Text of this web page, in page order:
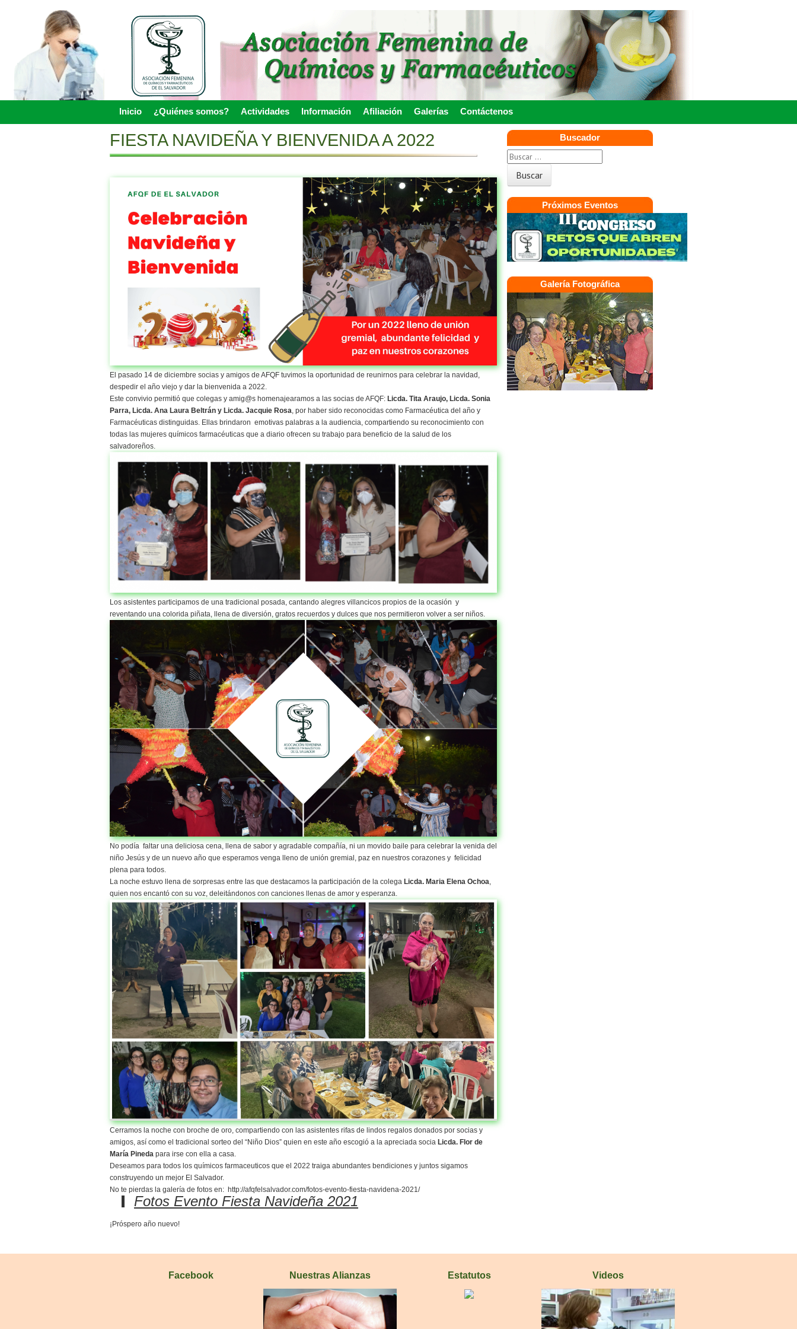
Menu
Skip to content
Inicio ¿Quiénes somos? Actividades Información Afiliación Galerías Contáctenos
FIESTA NAVIDEÑA Y BIENVENIDA A 2022
El pasado 14 de diciembre socias y amigos de AFQF tuvimos la oportunidad de reunirnos para celebrar la navidad,
despedir el año viejo y dar la bienvenida a 2022.
Este convivio permitió que colegas y amig@s homenajearamos a las socias de AFQF: Licda. Tita Araujo, Licda. Sonia
Parra, Licda. Ana Laura Beltrán y Licda. Jacquie Rosa, por haber sido reconocidas como Farmacéutica del año y
Farmacéuticas distinguidas. Ellas brindaron emotivas palabras a la audiencia, compartiendo su reconocimiento con
todas las mujeres químicos farmacéuticas que a diario ofrecen su trabajo para beneficio de la salud de los
salvadoreños.
Los asistentes participamos de una tradicional posada, cantando alegres villancicos propios de la ocasión y
reventando una colorida piñata, llena de diversión, gratos recuerdos y dulces que nos permitieron volver a ser niños.
No podía faltar una deliciosa cena, llena de sabor y agradable compañía, ni un movido baile para celebrar la venida del
niño Jesús y de un nuevo año que esperamos venga lleno de unión gremial, paz en nuestros corazones y felicidad
plena para todos.
La noche estuvo llena de sorpresas entre las que destacamos la participación de la colega Licda. Maria Elena Ochoa,
quien nos encantó con su voz, deleitándonos con canciones llenas de amor y esperanza.
Cerramos la noche con broche de oro, compartiendo con las asistentes rifas de lindos regalos donados por socias y
amigos, así como el tradicional sorteo del “Niño Dios” quien en este año escogió a la apreciada socia Licda. Flor de
María Pineda para irse con ella a casa.
Deseamos para todos los químicos farmaceuticos que el 2022 traiga abundantes bendiciones y juntos sigamos
construyendo un mejor El Salvador.
No te pierdas la galería de fotos en: http://afqfelsalvador.com/fotos-evento-fiesta-navidena-2021/
Fotos Evento Fiesta Navideña 2021
¡Próspero año nuevo!
Buscador
Próximos Eventos
Galería Fotográfica
Facebook Nuestras Alianzas Estatutos Videos